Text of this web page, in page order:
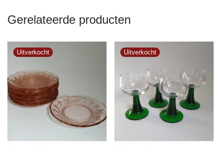
Gerelateerde producten